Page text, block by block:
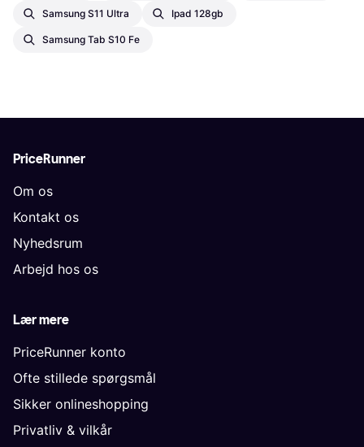
Samsung S11 Ultra Ipad 128gb
Samsung Tab S10 Fe
PriceRunner
Om os
Kontakt os
Nyhedsrum
Arbejd hos os
Lær mere
PriceRunner konto
Ofte stillede spørgsmål
Sikker onlineshopping
Privatliv & vilkår